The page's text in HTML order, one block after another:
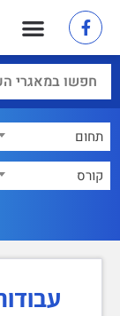
תחום
קורס